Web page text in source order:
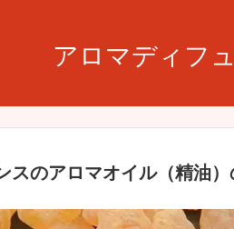
アロマディフ
スのアロマオイル（精油